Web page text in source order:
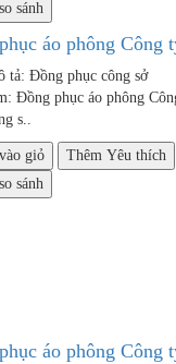
sánh
áo phông Công
Đồng phục công
Đồng phục áo phông
s..
giỏ
Thêm Yêu thích
sánh
áo phông Công